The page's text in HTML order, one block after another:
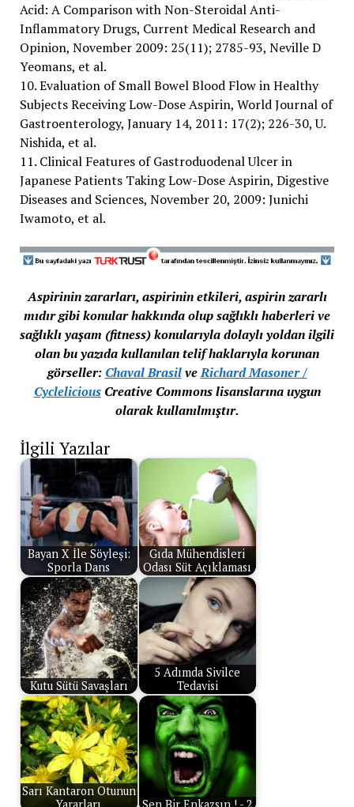
Acid: A Comparison with Non-Steroidal Anti-
Inflammatory Drugs, Current Medical Research and
Opinion, November 2009: 25(11); 2785-93, Neville D
Yeomans, et al.
10. Evaluation of Small Bowel Blood Flow in Healthy
Subjects Receiving Low-Dose Aspirin, World Journal of
Gastroenterology, January 14, 2011: 17(2); 226-30, U.
Nishida, et al.
11. Clinical Features of Gastroduodenal Ulcer in
Japanese Patients Taking Low-Dose Aspirin, Digestive
Diseases and Sciences, November 20, 2009: Junichi
Iwamoto, et al.
Aspirinin zararları, aspirinin etkileri, aspirin zararlı
mıdır gibi konular hakkında olup sağlıklı haberleri ve
sağlıklı yaşam (fitness) konularıyla dolaylı yoldan ilgili
olan bu yazıda kullanılan telif haklarıyla korunan
görseller: Chaval BrasilveRichard Masoner /
CycleliciousCreative Commons lisanslarına uygun
olarak kullanılmıştır.
İlgili Yazılar
Bayan X İle Söyleşi:
Sporla Dans
Gıda Mühendisleri
Odası Süt Açıklaması
Kutu Sütü Savaşları
5 Adımda Sivilce
Tedavisi
Sarı Kantaron Otunun